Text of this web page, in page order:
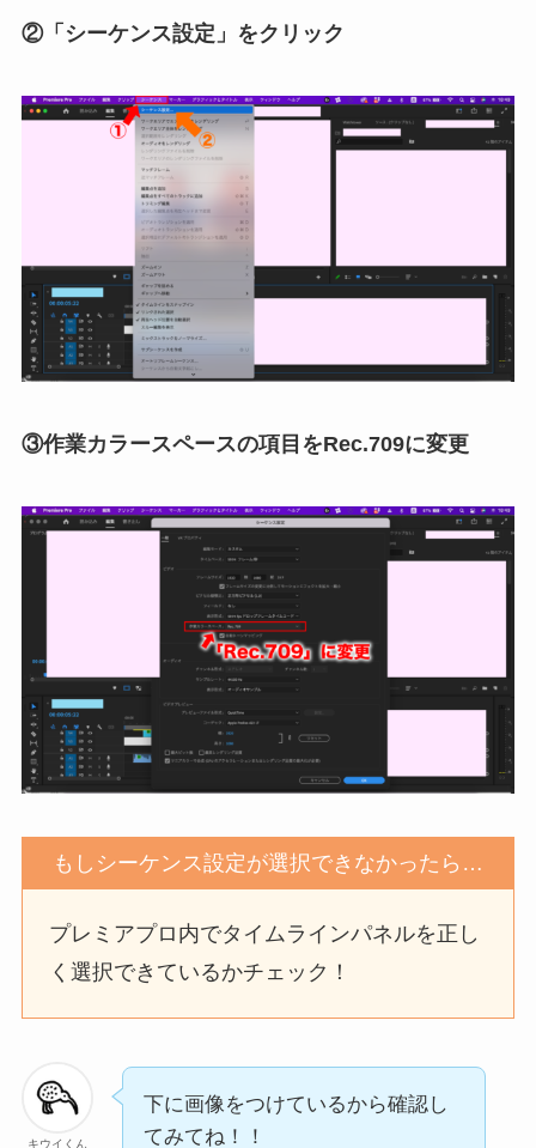
②「シーケンス設定」をクリック
③作業カラースペースの項目をRec.709に変更
もしシーケンス設定が選択できなかったら…
プレミアプロ内でタイムラインパネルを正し
く選択できているかチェック！
キウイくん
下に画像をつけているから確認し
てみてね！！